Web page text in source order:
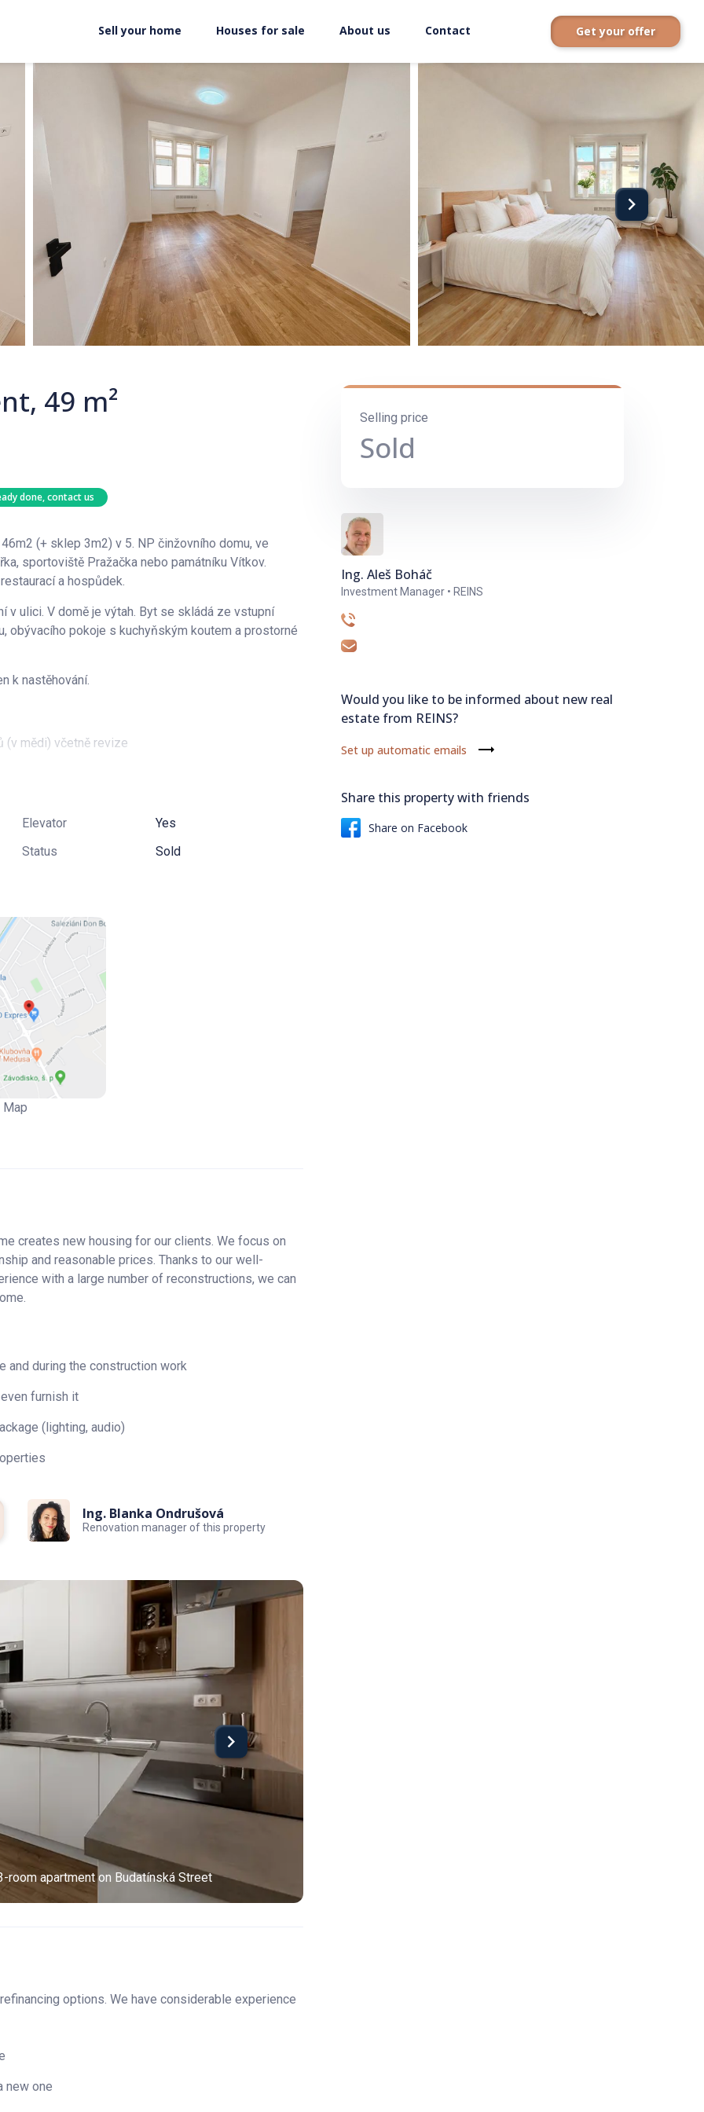
Sell your home Houses for sale About us Contact Get your offer
49 m²
done, contact us
(+ sklep 3m2) v 5. NP činžovního domu, ve
sportoviště Pražačka nebo památníku Vítkov.
a hospůdek.
v ulici. V domě je výtah. Byt se skládá ze vstupní
obývacího pokoje s kuchyňským koutem a prostorné
k nastěhování.
(v mědi) včetně revize
linky
Elevator
Yes
Status
Sold
Map
creates new housing for our clients. We focus on
and reasonable prices. Thanks to our well-
with a large number of reconstructions, we can
and during the construction work
furnish it
(lighting, audio)
Ing. Blanka Ondrušová
Renovation manager of this property
room apartment on Budatínská Street
options. We have considerable experience
new one
Selling price
Sold
Ing. Aleš Boháč
Investment Manager • REINS
Would you like to be informed about new real
estate from REINS?
Set up automatic emails
Share this property with friends
Share on Facebook